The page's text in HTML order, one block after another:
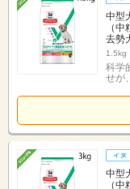
中型
（
去勢
科学
せが
中型
（